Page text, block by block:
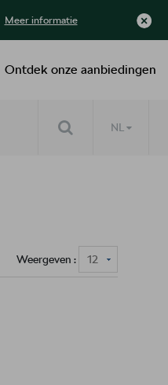
Meer informatie
Ontdek onze aanbiedingen
NL
Weergeven :